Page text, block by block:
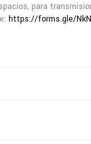
para
https://forms.gle/